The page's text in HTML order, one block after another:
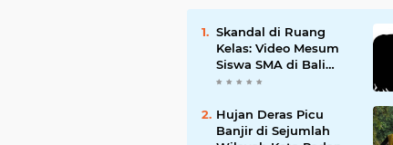
Skandal di Ruang
Kelas: Video Mesum
Siswa SMA di Bali
Viral, Hukuman dan
Mengikuti
Hujan Deras Picu
Banjir di Sejumlah